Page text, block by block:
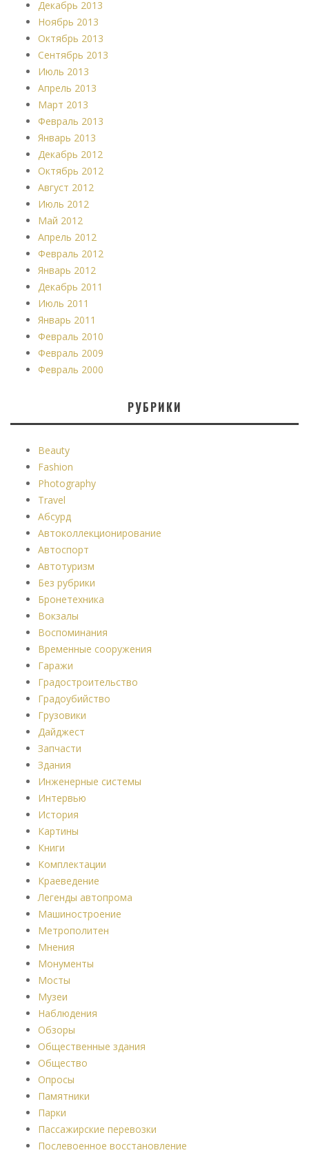
Декабрь 2013
Ноябрь 2013
Октябрь 2013
Сентябрь 2013
Июль 2013
Апрель 2013
Март 2013
Февраль 2013
Январь 2013
Декабрь 2012
Октябрь 2012
Август 2012
Июль 2012
Май 2012
Апрель 2012
Февраль 2012
Январь 2012
Декабрь 2011
Июль 2011
Январь 2011
Февраль 2010
Февраль 2009
Февраль 2000
РУБРИКИ
Beauty
Fashion
Photography
Travel
Абсурд
Автоколлекционирование
Автоспорт
Автотуризм
Без рубрики
Бронетехника
Вокзалы
Воспоминания
Временные сооружения
Гаражи
Градостроительство
Градоубийство
Грузовики
Дайджест
Запчасти
Здания
Инженерные системы
Интервью
История
Картины
Книги
Комплектации
Краеведение
Легенды автопрома
Машиностроение
Метрополитен
Мнения
Монументы
Мосты
Музеи
Наблюдения
Обзоры
Общественные здания
Общество
Опросы
Памятники
Парки
Пассажирские перевозки
Послевоенное восстановление